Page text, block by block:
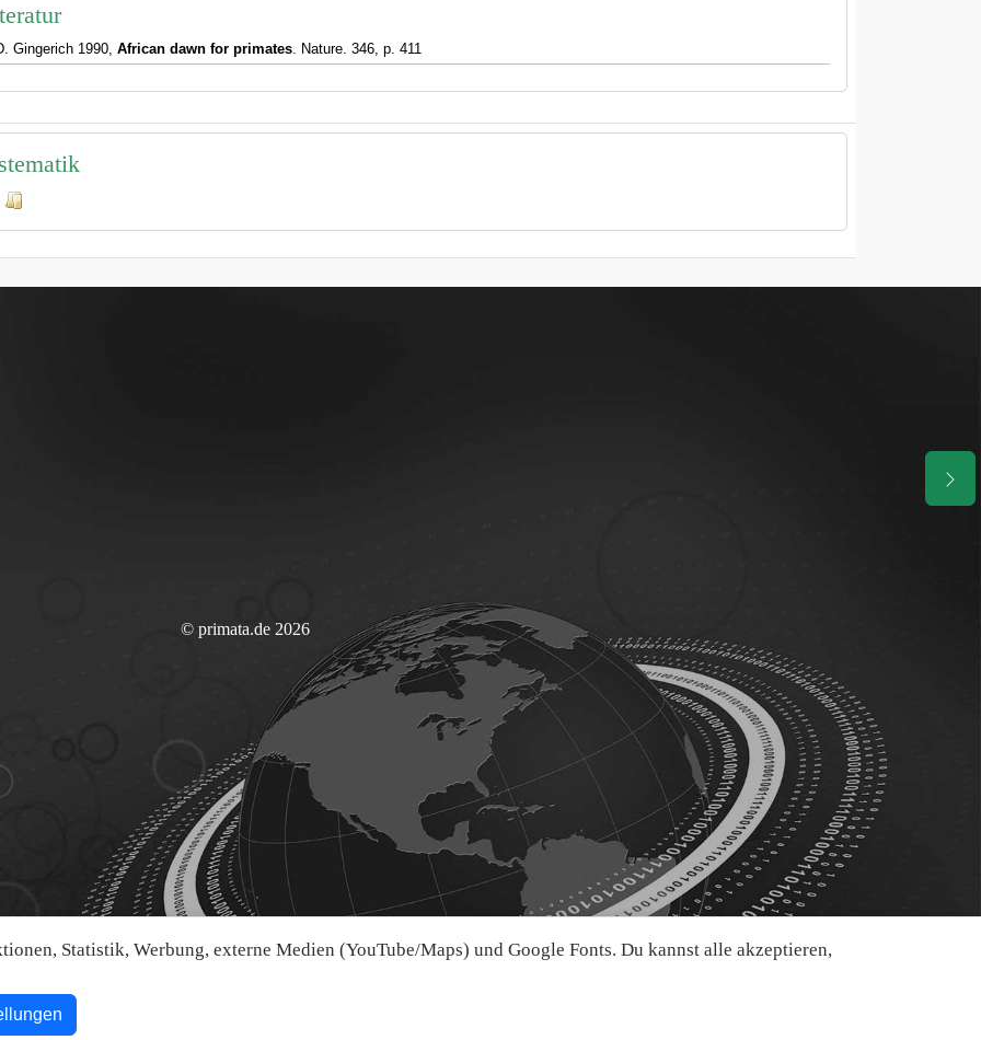
Statistik, Werbung, externe Medien (YouTube/Maps) und Google Fonts. Du kannst alle akzeptieren,
Gingerich 1990, African dawn for primates. Nature. 346, p. 411
© primata.de 2026